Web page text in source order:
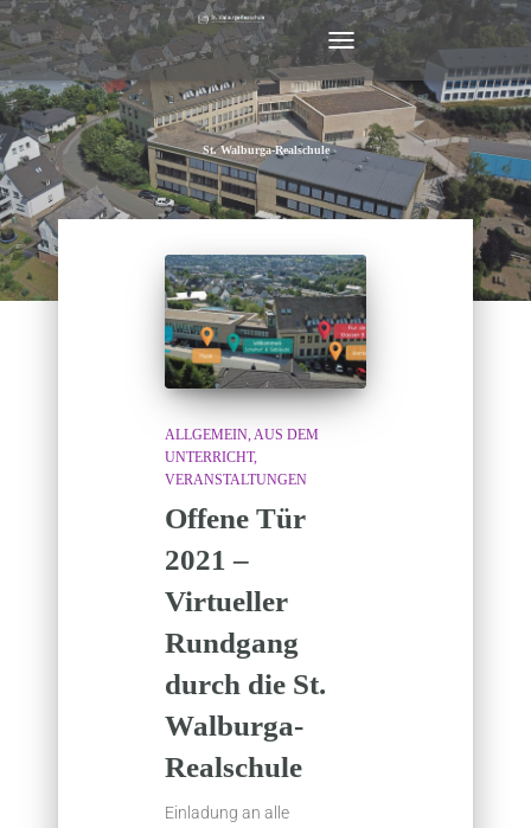
NAVIGATION
UMSCHALTEN
St. Walburga-Realschule
ALLGEMEIN AUS DEM
UNTERRICHT
VERANSTALTUNGEN
Offene Tür
2021 –
Virtueller
Rundgang
durch die St.
Walburga-
Realschule
Einladung an alle